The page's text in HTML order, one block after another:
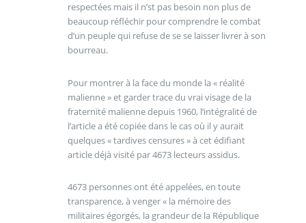
respectées mais il n’st pas besoin non plus de
beaucoup réfléchir pour comprendre le combat
d’un peuple qui refuse de se se laisser livrer à son
bourreau.
Pour montrer à la face du monde la « réalité
malienne » et garder trace du vrai visage de la
fraternité malienne depuis 1960, l’intégralité de
l’article a été copiée dans le cas où il y aurait
quelques « tardives censures » à cet édifiant
article déjà visité par 4673 lecteurs assidus.
4673 personnes ont été appelées, en toute
transparence, à venger « la mémoire des
militaires égorgés, la grandeur de la République